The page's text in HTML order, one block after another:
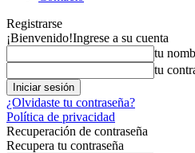
Registrarse
¡Bienvenido!Ingrese a su cuenta
tu
tu
¿Olvidaste tu contraseña?
Política de privacidad
Recuperación de contraseña
Recupera tu contraseña